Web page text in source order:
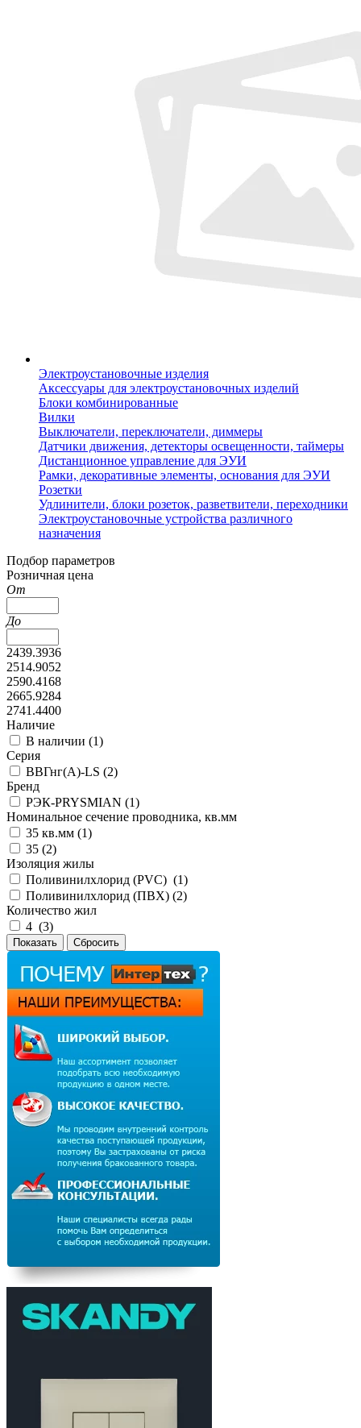
Электроустановочные изделия
Аксессуары для электроустановочных изделий
Блоки комбинированные
Вилки
Выключатели, переключатели, диммеры
Датчики движения, детекторы освещенности, таймеры
Дистанционное управление для ЭУИ
Рамки, декоративные элементы, основания для ЭУИ
Розетки
Удлинители, блоки розеток, разветвители, переходники
Электроустановочные устройства различного
назначения
Подбор параметров
Розничная цена
От
До
2439.3936
2514.9052
2590.4168
2665.9284
2741.4400
Наличие
В наличии (1)
Серия
ВВГнг(А)-LS (2)
Бренд
РЭК-PRYSMIAN (1)
Номинальное сечение проводника, кв.мм
35 кв.мм (1)
35 (2)
Изоляция жилы
Поливинилхлорид (PVC) (1)
Поливинилхлорид (ПВХ) (2)
Количество жил
4 (3)